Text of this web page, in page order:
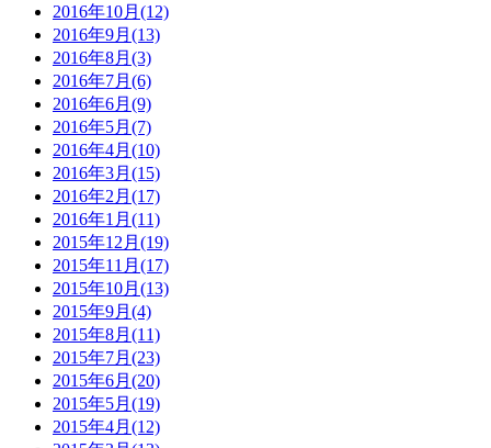
2016年10月(12)
2016年9月(13)
2016年8月(3)
2016年7月(6)
2016年6月(9)
2016年5月(7)
2016年4月(10)
2016年3月(15)
2016年2月(17)
2016年1月(11)
2015年12月(19)
2015年11月(17)
2015年10月(13)
2015年9月(4)
2015年8月(11)
2015年7月(23)
2015年6月(20)
2015年5月(19)
2015年4月(12)